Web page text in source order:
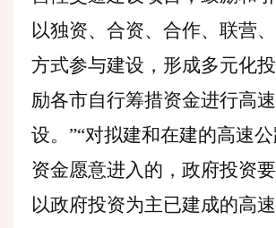
以独资、合资、合作、联营
方式参与建设，形成多元化
励各市自行筹措资金进行高
设。”“对拟建和在建的高速
资金愿意进入的，政府投资要
以政府投资为主已建成的高